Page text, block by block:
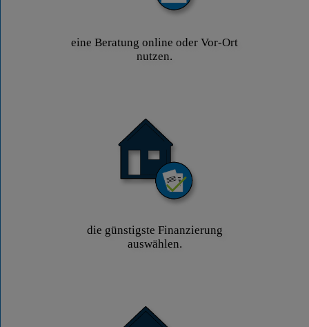
eine Beratung online oder Vor-Ort
nutzen.
die günstigste Finanzierung
auswählen.